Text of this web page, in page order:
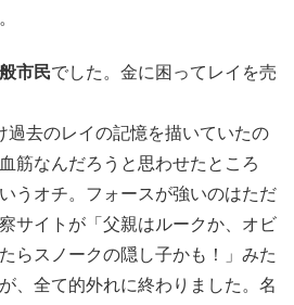
市民でした。金に困ってレイを売
過去のレイの記憶を描いていたの
筋なんだろうと思わせたところ
うオチ。フォースが強いのはただ
サイトが「父親はルークか、オビ
らスノークの隠し子かも！」みた
、全て的外れに終わりました。名